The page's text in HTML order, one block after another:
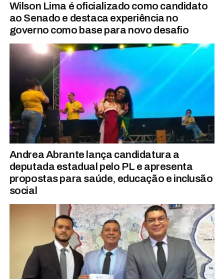
Wilson Lima é oficializado como candidato
ao Senado e destaca experiência no
governo como base para novo desafio
Andrea Abrante lança candidatura a
deputada estadual pelo PL e apresenta
propostas para saúde, educação e inclusão
social